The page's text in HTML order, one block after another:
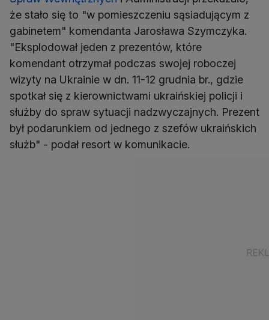
że stało się to "w pomieszczeniu sąsiadującym z
gabinetem" komendanta Jarosława Szymczyka.
"Eksplodował jeden z prezentów, które
komendant otrzymał podczas swojej roboczej
wizyty na Ukrainie w dn. 11-12 grudnia br., gdzie
spotkał się z kierownictwami ukraińskiej policji i
służby do spraw sytuacji nadzwyczajnych. Prezent
był podarunkiem od jednego z szefów ukraińskich
służb" - podał resort w komunikacie.